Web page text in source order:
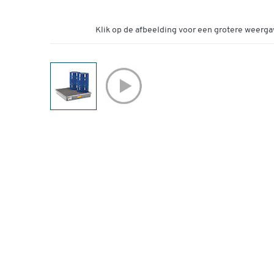
Klik op de afbeelding voor een grotere